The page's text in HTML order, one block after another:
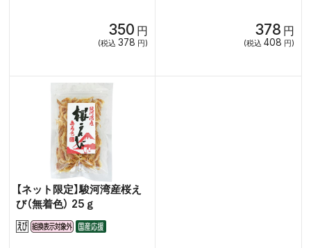
350 円
(税込 378 円)
378 円
(税込 408 円)
【ネット限定】駿河湾産桜え
び（無着色） 25ｇ